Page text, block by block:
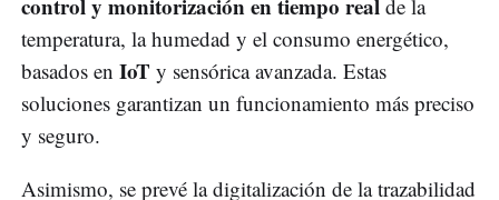
de la
temperatura, la humedad y el consumo energético,
basados en IoT y sensórica avanzada. Estas
soluciones garantizan un funcionamiento más preciso
y seguro.
Asimismo, se prevé la digitalización de la trazabilidad